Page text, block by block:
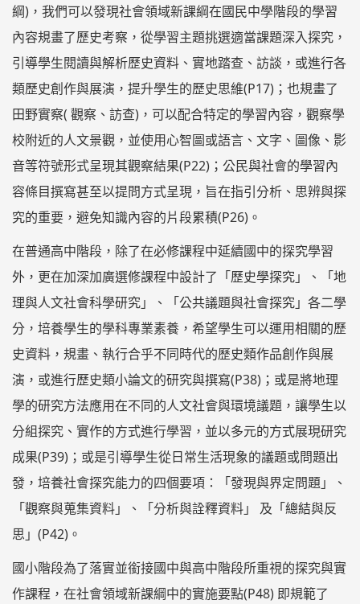
綱)，我們可以發現社會領域新課綱在國民中學階段的學習
內容規畫了歷史考察，從學習主題挑選適當課題深入探究，
引導學生閱讀與解析歷史資料、實地踏查、訪談，或進行各
類歷史創作與展演，提升學生的歷史思維(P17)；也規畫了
田野實察( 觀察、訪查)，可以配合特定的學習內容，觀察學
校附近的人文景觀，並使用心智圖或語言、文字、圖像、影
音等符號形式呈現其觀察結果(P22)；公民與社會的學習內
容條目撰寫甚至以提問方式呈現，旨在指引分析、思辨與探
究的重要，避免知識內容的片段累積(P26)。
在普通高中階段，除了在必修課程中延續國中的探究學習
外，更在加深加廣選修課程中設計了「歷史學探究」、「地
理與人文社會科學研究」、「公共議題與社會探究」各二學
分，培養學生的學科專業素養，希望學生可以運用相關的歷
史資料，規畫、執行合乎不同時代的歷史類作品創作與展
演，或進行歷史類小論文的研究與撰寫(P38)；或是將地理
學的研究方法應用在不同的人文社會與環境議題，讓學生以
分組探究、實作的方式進行學習，並以多元的方式展現研究
成果(P39)；或是引導學生從日常生活現象的議題或問題出
發，培養社會探究能力的四個要項：「發現與界定問題」、
「觀察與蒐集資料」、「分析與詮釋資料」 及「總結與反
思」(P42)。
國小階段為了落實並銜接國中與高中階段所重視的探究與實
作課程，在社會領域新課綱中的實施要點(P48) 即規範了